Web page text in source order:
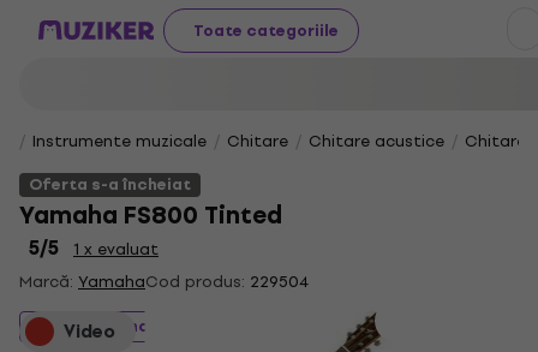
Toate categoriile
Instrumente muzicale Chitare Chitare acustice
Chitare
Oferta s-a încheiat
Yamaha FS800 Tinted
5/5
1 x evaluat
Marcă: YamahaCod produs: 229504
Video
Oferta s-a încheiat